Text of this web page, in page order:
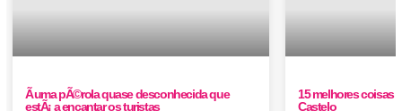
Ã uma pÃ©rola quase desconhecida que
estÃ¡ a encantar os turistas
15 melhores coisas
Castelo